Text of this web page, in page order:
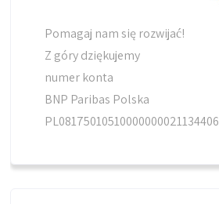
Pomagaj nam się rozwijać!
Z góry dziękujemy
numer konta
BNP Paribas Polska
PL08175010510000000021134406